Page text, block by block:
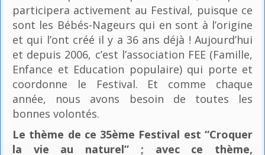
participera activement au Festival, puisque ce
sont les Bébés-Nageurs qui en sont à l’origine
et qui l’ont créé il y a 36 ans déjà ! Aujourd’hui
et depuis 2006, c’est l’association FEE (Famille,
Enfance et Education populaire) qui porte et
coordonne le Festival. Et comme chaque
année, nous avons besoin de toutes les
bonnes volontés.
Le thème de ce 35ème Festival est “Croquer
la vie au naturel” ; avec ce thème,